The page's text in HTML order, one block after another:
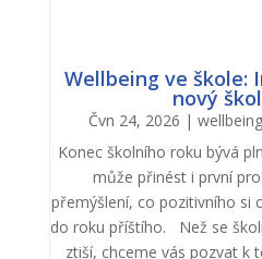
Wellbeing ve škole:
nový
Čvn 24, 2026 |wellbeing
Konec školního roku bývá
může přinést i první
přemýšlení, co pozitivního si
do roku příštího. Než se
ztiší, chceme vás pozvat k